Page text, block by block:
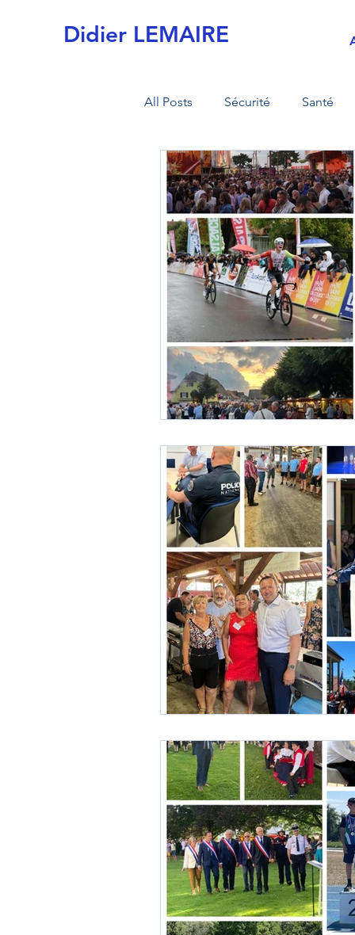
Didier LEMAIRE
All Posts Sécurité Santé
Actualités Commission de
MI sécurité civile MI
Retraite Fiscalité
Fonction publique